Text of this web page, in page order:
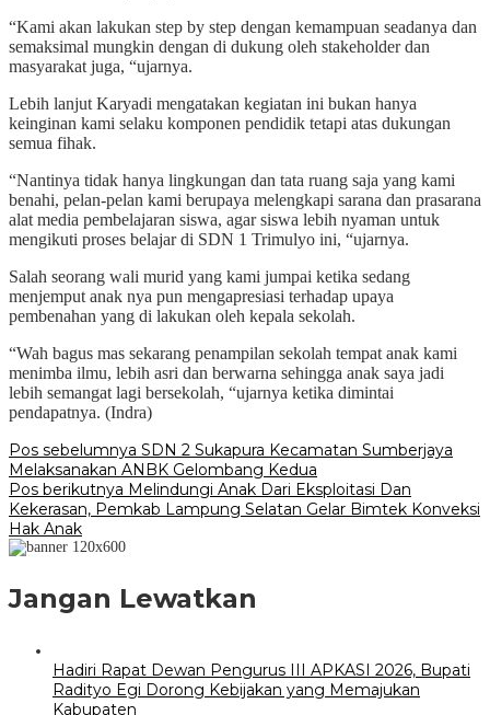
“Kami akan lakukan step by step dengan kemampuan seadanya dan
semaksimal mungkin dengan di dukung oleh stakeholder dan
masyarakat juga, “ujarnya.
Lebih lanjut Karyadi mengatakan kegiatan ini bukan hanya
keinginan kami selaku komponen pendidik tetapi atas dukungan
semua fihak.
“Nantinya tidak hanya lingkungan dan tata ruang saja yang kami
benahi, pelan-pelan kami berupaya melengkapi sarana dan prasarana
alat media pembelajaran siswa, agar siswa lebih nyaman untuk
mengikuti proses belajar di SDN 1 Trimulyo ini, “ujarnya.
Salah seorang wali murid yang kami jumpai ketika sedang
menjemput anak nya pun mengapresiasi terhadap upaya
pembenahan yang di lakukan oleh kepala sekolah.
“Wah bagus mas sekarang penampilan sekolah tempat anak kami
menimba ilmu, lebih asri dan berwarna sehingga anak saya jadi
lebih semangat lagi bersekolah, “ujarnya ketika dimintai
pendapatnya. (Indra)
Navigasi
pos
Pos sebelumnya SDN 2 Sukapura Kecamatan Sumberjaya
Melaksanakan ANBK Gelombang Kedua
Pos berikutnya Melindungi Anak Dari Eksploitasi Dan
Kekerasan, Pemkab Lampung Selatan Gelar Bimtek Konveksi
Hak Anak
Jangan Lewatkan
Hadiri Rapat Dewan Pengurus III APKASI 2026, Bupati
Radityo Egi Dorong Kebijakan yang Memajukan
Kabupaten